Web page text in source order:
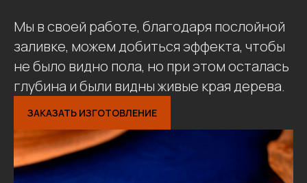
Мы в своей работе, благодаря послойной
заливке, можем добиться эффекта, чтобы
не было видно пола, но при этом осталась
глубина и были видны живые края дерева.
ЗАКАЗАТЬ ИЗГОТОВЛЕНИЕ